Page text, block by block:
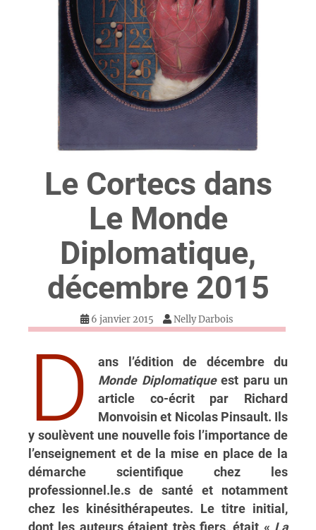
Le Cortecs dans
Le Monde
Diplomatique,
décembre 2015
6 janvier 2015 Nelly Darbois
D
ans l’édition de décembre du
Monde Diplomatiqueest paru un
article co-écrit par Richard
Monvoisin et Nicolas Pinsault. Ils
y soulèvent une nouvelle fois l’importance de
l’enseignement et de la mise en place de la
démarche scientifique chez les
professionnel.le.s de santé et notamment
chez les kinésithérapeutes. Le titre initial,